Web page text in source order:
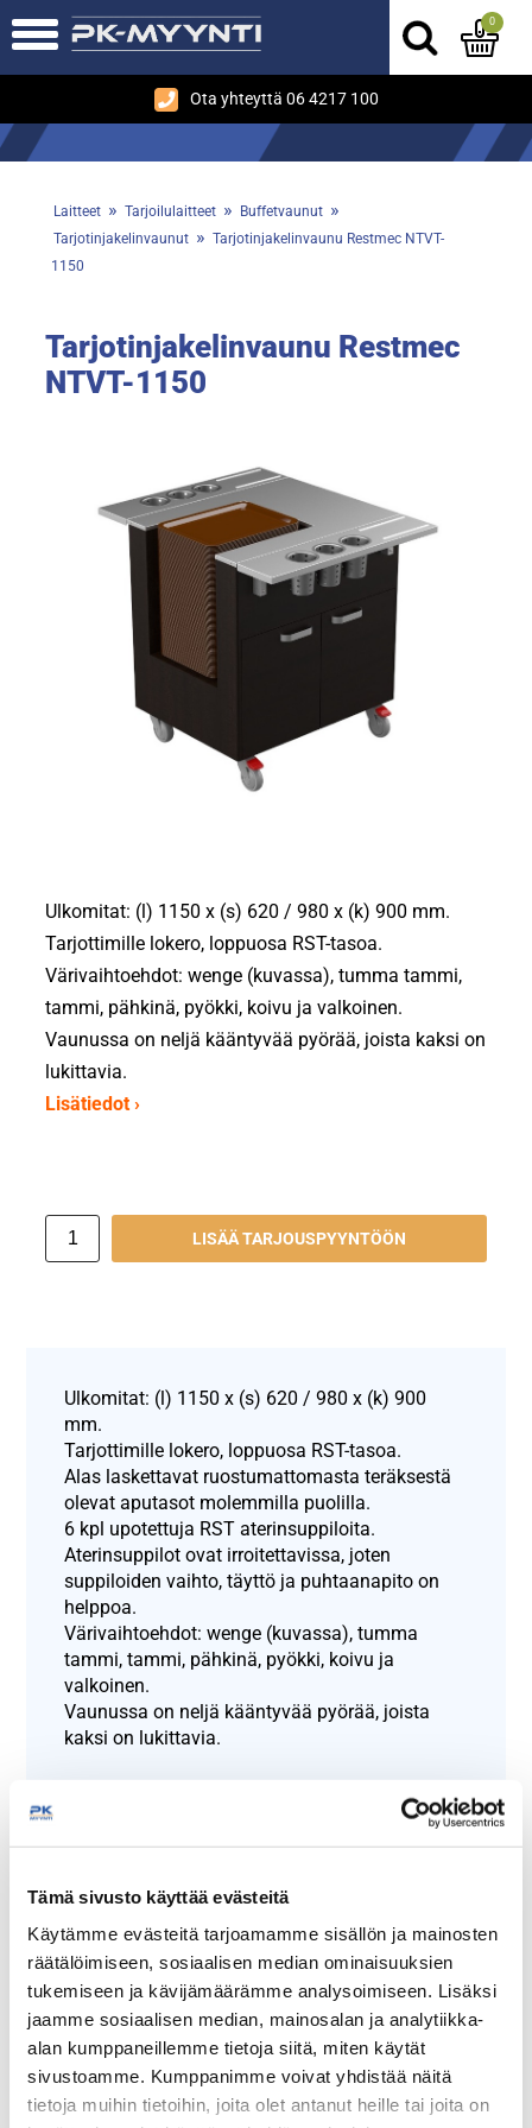
Tämä sivusto käyttää evästeitä
Käytämme evästeitä tarjoamamme sisällön ja mainosten
räätälöimiseen, sosiaalisen median ominaisuuksien
tukemiseen ja kävijämäärämme analysoimiseen. Lisäksi
jaamme sosiaalisen median, mainosalan ja analytiikka-
alan kumppaneillemme tietoja siitä, miten käytät
sivustoamme. Kumppanimme voivat yhdistää näitä
tietoja muihin tietoihin, joita olet antanut heille tai joita on
Ota yhteyttä 06 4217 100
0
Laitteet » Tarjoilulaitteet » Buffetvaunut »
Tarjotinjakelinvaunut » Tarjotinjakelinvaunu Restmec NTVT-
1150
Tarjotinjakelinvaunu Restmec
NTVT-1150
Ulkomitat: (l) 1150 x (s) 620 / 980 x (k) 900 mm.
Tarjottimille lokero, loppuosa RST-tasoa.
Värivaihtoehdot: wenge (kuvassa), tumma tammi,
tammi, pähkinä, pyökki, koivu ja valkoinen.
Vaunussa on neljä kääntyvää pyörää, joista kaksi on
lukittavia.
Lisätiedot ›
LISÄÄ TARJOUSPYYNTÖÖN
Ulkomitat: (l) 1150 x (s) 620 / 980 x (k) 900
mm.
Tarjottimille lokero, loppuosa RST-tasoa.
Alas laskettavat ruostumattomasta teräksestä
olevat aputasot molemmilla puolilla.
6 kpl upotettuja RST aterinsuppiloita.
Aterinsuppilot ovat irroitettavissa, joten
suppiloiden vaihto, täyttö ja puhtaanapito on
helppoa.
Värivaihtoehdot: wenge (kuvassa), tumma
tammi, tammi, pähkinä, pyökki, koivu ja
valkoinen.
Vaunussa on neljä kääntyvää pyörää, joista
kaksi on lukittavia.